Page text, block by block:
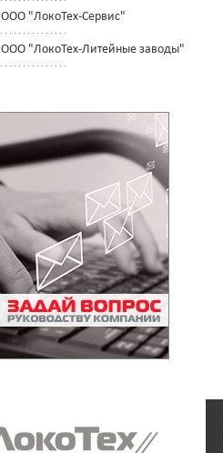
ООО "ЛокоТех-Сервис"
ООО "ЛокоТех-Литейные заводы"